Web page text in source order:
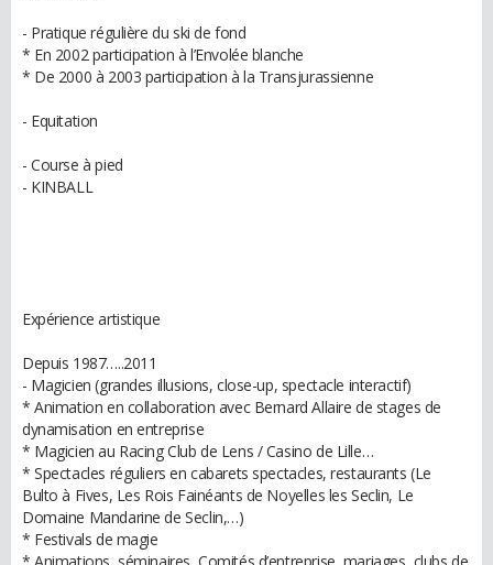
- Pratique régulière du ski de fond
​* En 2002 participation à l’Envolée blanche
* De 2000 à 2003 participation à la Transjurassienne
- Equitation
- Course à pied
- KINBALL
Expérience artistique
Depuis 1987…..2011
- Magicien (grandes illusions, close-up, spectacle interactif)
* Animation en collaboration avec Bernard Allaire de stages de
dynamisation en entreprise
* Magicien au Racing Club de Lens / Casino de Lille…
* Spectacles réguliers en cabarets spectacles, restaurants (Le
Bulto à Fives, Les Rois Fainéants de Noyelles les Seclin, Le
Domaine Mandarine de Seclin,…)
* Festivals de magie